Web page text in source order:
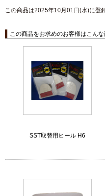
この商品は2025年10月01日(水)に登
この商品をお求めのお客様はこんな
SST取替用ヒール H6